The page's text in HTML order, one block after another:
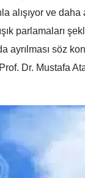
alışıyor ve
parlamaları
ayrılması söz
Dr. Mustafa